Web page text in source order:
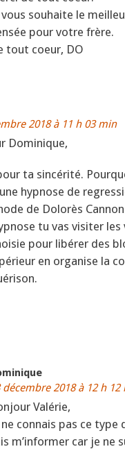
vous souhaite le
pour votre frère.
tout coeur, DO
2018 à 11 h 03 min
Dominique,
ta sincérité.
hypnose de
de Dolorès Cannon
tu vas visiter les
pour libérer des
en organise la
décembre 2018 à 12 h 12
Valérie,
connais pas ce type
m’informer car je ne